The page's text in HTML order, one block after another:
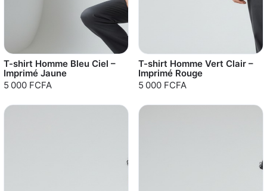
T-shirt Homme Bleu Ciel –
Imprimé Jaune
5 000 FCFA
T-shirt Homme Vert Clair –
Imprimé Rouge
5 000 FCFA